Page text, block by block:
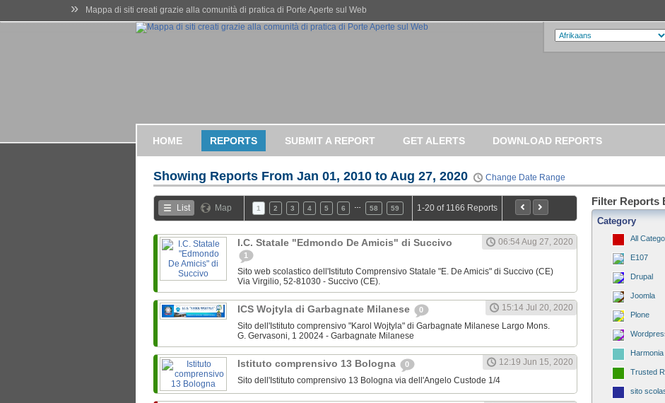
» Mappa di siti creati grazie alla comunità di pratica di Porte Aperte sul Web
HOME REPORTS SUBMIT A REPORT GET ALERTS DOWNLOAD REPORTS
Showing Reports From Jan 01, 2010 to Aug 27, 2020 Change Date Range
List Map 1 2 3 4 5 6 58 59 1-20 of 1166 Reports
I.C. Statale "Edmondo De Amicis" di Succivo
1
06:54 Aug 27, 2020
Sito web scolastico dell'Istituto Comprensivo Statale "E. De Amicis" di Succivo (CE)
Via Virgilio, 52-81030 - Succivo (CE).
ICS Wojtyla di Garbagnate Milanese 0
15:14 Jul 20, 2020
Sito dell'Istituto comprensivo "Karol Wojtyla" di Garbagnate Milanese Largo Mons.
G. Gervasoni, 1 20024 - Garbagnate Milanese
Istituto comprensivo 13 Bologna 0
12:19 Jun 15, 2020
Sito dell'Istituto comprensivo 13 Bologna via dell'Angelo Custode 1/4
Filter Reports
Category
All
E107
Drupal
Joomla
Plone
Harmonia
Trusted
sito